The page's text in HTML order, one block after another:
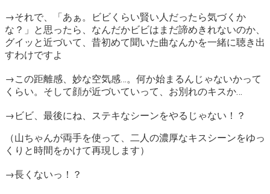
→それで、「あぁ。ビビくらい賢い人だったら気づくか
な？」と思ったら、なんだかビビはまだ諦めきれないのか、
グイッと近づいて、昔初めて聞いた曲なんかを一緒に聴き出
すわけですよ
→この距離感、妙な空気感…。何か始まるんじゃないかって
くらい。そして顔が近づいていって、お別れのキスか…
→ビビ、最後にね、ステキなシーンをやるじゃない！？
（山ちゃんが両手を使って、二人の濃厚なキスシーンをゆっ
くりと時間をかけて再現します）
→長くないっ！？